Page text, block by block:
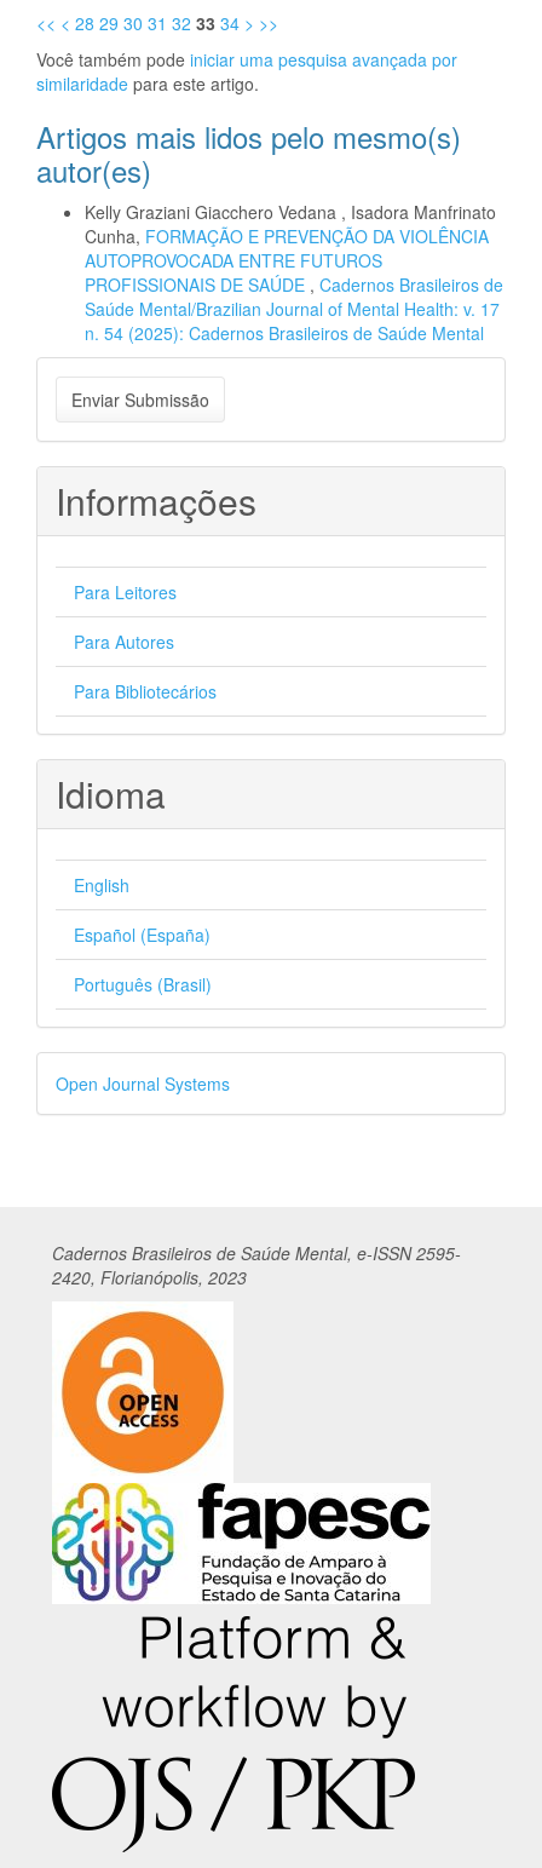
<< < 28 29 30 31 32 33 34 > >>
Você também pode iniciar uma pesquisa avançada por
similaridade para este artigo.
Artigos mais lidos pelo mesmo(s)
autor(es)
Kelly Graziani Giacchero Vedana , Isadora Manfrinato
Cunha, FORMAÇÃO E PREVENÇÃO DA VIOLÊNCIA
AUTOPROVOCADA ENTRE FUTUROS
PROFISSIONAIS DE SAÚDE , Cadernos Brasileiros de
Saúde Mental/Brazilian Journal of Mental Health: v. 17
n. 54 (2025): Cadernos Brasileiros de Saúde Mental
Enviar
Submissão
Enviar Submissão
Informações
Para Leitores
Para Autores
Para Bibliotecários
Idioma
English
Español (España)
Português (Brasil)
Desenvolvido
por
Open Journal Systems
Cadernos Brasileiros de Saúde Mental, e-ISSN 2595-
2420, Florianópolis, 2023